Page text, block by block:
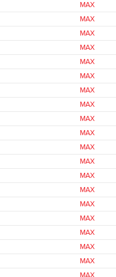
MAX
MAX
MAX
MAX
MAX
MAX
MAX
MAX
MAX
MAX
MAX
MAX
MAX
MAX
MAX
MAX
MAX
MAX
MAX
MAX